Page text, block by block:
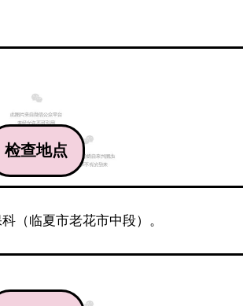
检查地点
（临夏市老花市中段）。